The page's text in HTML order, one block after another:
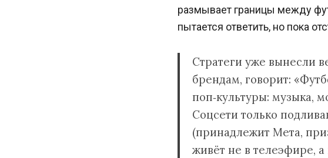
размывает границы между
пытается ответить, но пока
Стратеги уже вынесли
брендам, говорит:
поп‑культуры: музыка,
Соцсети только
(принадлежит Мета,
живёт не в телеэфире,